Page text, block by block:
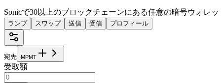
Sonicで30以上のブロックチェーンにある任意の暗号ウォレ
ランプ スワップ 送信 受信 プロフィール
宛先 MPMT
受取額